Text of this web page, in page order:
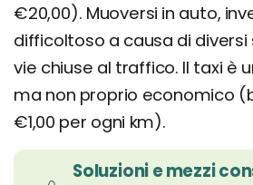
€20,00). Muoversi in auto,
difficoltoso a causa di diversi
vie chiuse al traffico. Il taxi è
ma non proprio economico
€1,00 per ogni km).
Soluzioni e mezzi